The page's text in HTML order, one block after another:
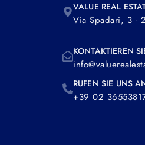
VALUE REAL
Via Spadari, 3 -
KONTAKTIEREN
RUFEN SIE UNS
+39 02